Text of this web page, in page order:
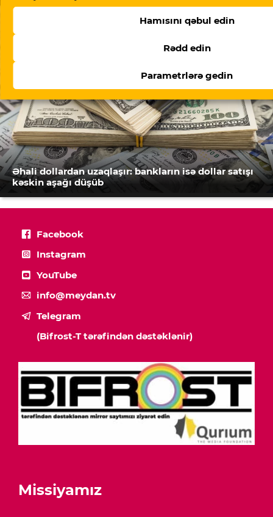
Hamısını qəbul edin
Rədd edin
Parametrlərə gedin
Əhali dollardan uzaqlaşır: bankların isə dollar satışı
kəskin aşağı düşüb
Facebook
Instagram
YouTube
info@meydan.tv
Telegram
(Bifrost-T tərəfindən dəstəklənir)
Missiyamız